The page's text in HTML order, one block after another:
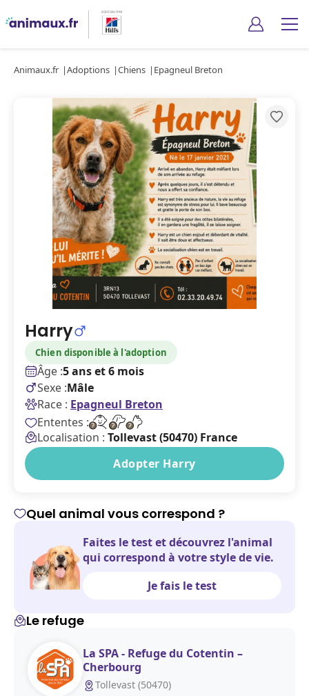
Animaux.fr Adoptions Chiens Epagneul Breton
Harry
Chien disponible à l'adoption
Âge :5 ans et 6 mois
Sexe :Mâle
Race : Epagneul Breton
Ententes :
Localisation : Tollevast (50470) France
Adopter Harry
Quel animal vous correspond ?
Faites le test et découvrez l'animal
qui correspond à votre style de vie.
Je fais le test
Le refuge
La SPA - Refuge du Cotentin –
Cherbourg
Tollevast (50470)